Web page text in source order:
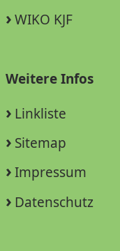
WIKO KJF
Weitere Infos
Linkliste
Sitemap
Impressum
Datenschutz